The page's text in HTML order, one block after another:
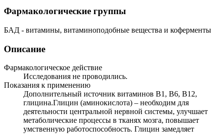
Фармакологические группы
БАД - витамины, витаминоподобные вещества и коферменты
Описание
Фармакологическое действие
Исследования не проводились.
Показания к применению
Дополнительный источник витаминов В1, В6, В12,
глицина.Глицин (аминокислота) – необходим для
деятельности центральной нервной системы, улучшает
метаболические процессы в тканях мозга, повышает
умственную работоспособность. Глицин замедляет